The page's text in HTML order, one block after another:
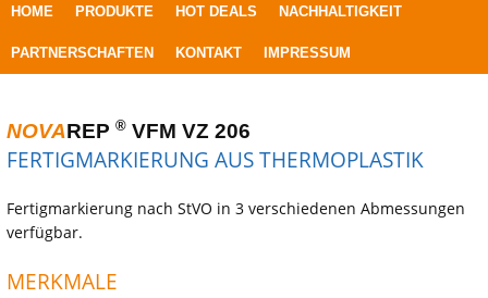
SPRINGE
ZUM
HOME PRODUKTE HOT DEALS NACHHALTIGKEIT
PARTNERSCHAFTEN KONTAKT IMPRESSUM
NOVAREP ® VFM VZ 206
FERTIGMARKIERUNG AUS THERMOPLASTIK
Fertigmarkierung nach StVO in 3 verschiedenen Abmessungen
verfügbar.
MERKMALE